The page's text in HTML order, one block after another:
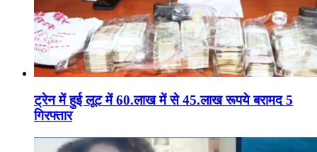
ट्रेन में हुई लूट में 60.लाख में से 45.लाख रूपये बरामद 5
गिरफ्तार